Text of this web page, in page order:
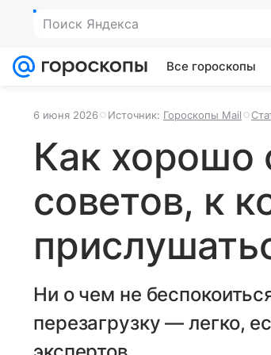
Поиск Яндекса
Все гороскопы
6 июня 2026 Источник: Гороскопы Mail
Как хорошо
советов, к
Ни о чем не
перезагрузку — легко,